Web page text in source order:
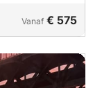
Vanaf € 575